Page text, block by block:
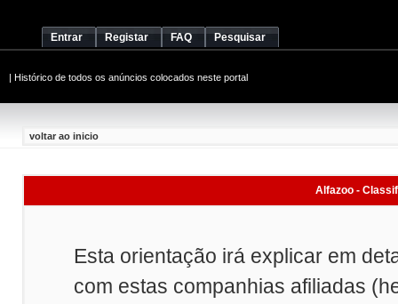
Entrar Registar FAQ Pesquisar
| Histórico de todos os anúncios colocados neste portal
voltar ao inicio
Alfazoo -
Esta orientação irá explicar em
com estas companhias afiliadas